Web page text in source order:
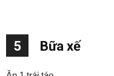
5 Bữa xế